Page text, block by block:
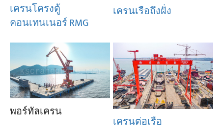
โครงการ
บล็อก
การใช้งาน
ติดต่อเรา
เครนโครงตู้
คอนเทนเนอร์ RMG
เครนเรือถึงฝั่ง
พอร์ทัลเครน
เครนต่อเรือ